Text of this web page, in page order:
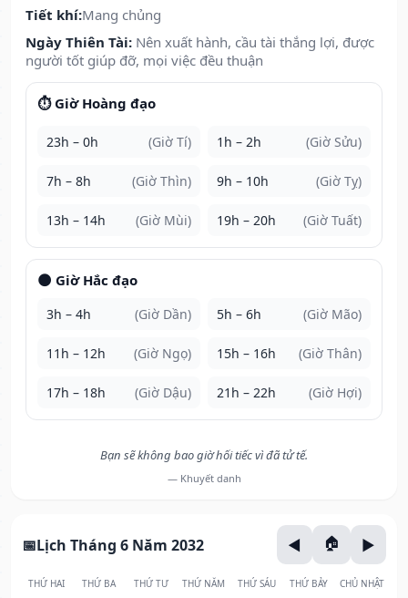
Tiết khí:Mang chủng
Ngày Thiên Tài: Nên xuất hành, cầu tài thắng lợi, được
người tốt giúp đỡ, mọi việc đều thuận
⏱️ Giờ Hoàng đạo
23h – 0h (Giờ Tí) 1h – 2h (Giờ Sửu)
7h – 8h (Giờ Thìn) 9h – 10h (Giờ Tỵ)
13h – 14h (Giờ Mùi) 19h – 20h (Giờ Tuất)
🌑 Giờ Hắc đạo
3h – 4h (Giờ Dần) 5h – 6h (Giờ Mão)
11h – 12h (Giờ Ngọ) 15h – 16h (Giờ Thân)
17h – 18h (Giờ Dậu) 21h – 22h (Giờ Hợi)
Bạn sẽ không bao giờ hối tiếc vì đã tử tế.
— Khuyết danh
Lịch Tháng 6 Năm 2032
THỨ HAI THỨ BA THỨ TƯ THỨ NĂM THỨ SÁU THỨ BẢY CHỦ NHẬT